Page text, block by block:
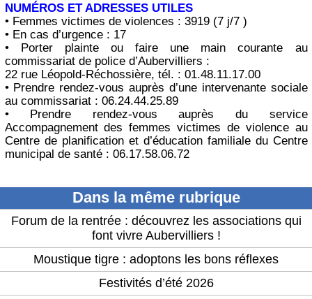
NUMÉROS ET ADRESSES UTILES
• Femmes victimes de violences : 3919 (7 j/7 )
• En cas d’urgence : 17
• Porter plainte ou faire une main courante au
commissariat de police d’Aubervilliers :
22 rue Léopold-Réchossière, tél. : 01.48.11.17.00
• Prendre rendez-vous auprès d’une intervenante sociale
au commissariat : 06.24.44.25.89
• Prendre rendez-vous auprès du service
Accompagnement des femmes victimes de violence au
Centre de planification et d’éducation familiale du Centre
municipal de santé : 06.17.58.06.72
Dans la même rubrique
Forum de la rentrée : découvrez les associations qui
font vivre Aubervilliers !
Moustique tigre : adoptons les bons réflexes
Festivités d’été 2026